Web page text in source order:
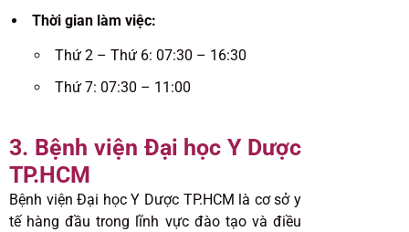
Thời gian làm việc:
Thứ 2 – Thứ 6: 07:30 – 16:30
Thứ 7: 07:30 – 11:00
3. Bệnh viện Đại học Y Dược
TP.HCM
Bệnh viện Đại học Y Dược TP.HCM là cơ sở y
tế hàng đầu trong lĩnh vực đào tạo và điều